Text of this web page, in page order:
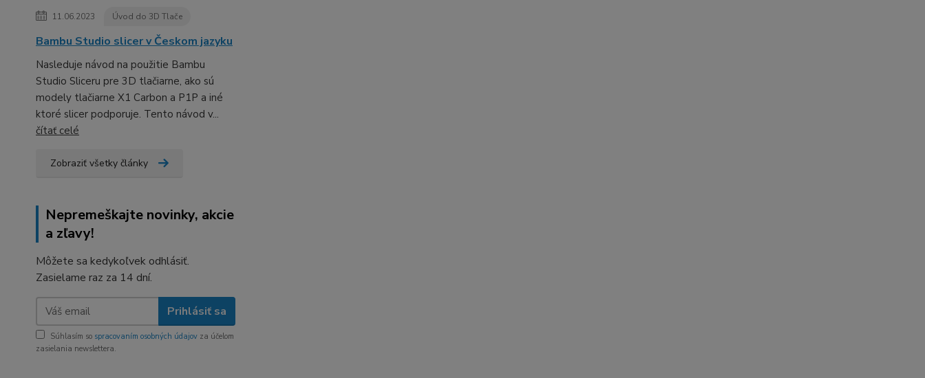
11.06.2023 Úvod do 3D Tlače
Bambu Studio slicer v Českom jazyku
Nasleduje návod na použitie Bambu
Studio Sliceru pre 3D tlačiarne, ako sú
modely tlačiarne X1 Carbon a P1P a iné
ktoré slicer podporuje. Tento návod v...
čítať celé
Zobraziť všetky články
Nepremeškajte novinky, akcie
a zľavy!
Môžete sa kedykoľvek odhlásiť.
Zasielame raz za 14 dní.
Prihlásiť sa
Súhlasím so spracovaním osobných údajov za účelom
zasielania newslettera.